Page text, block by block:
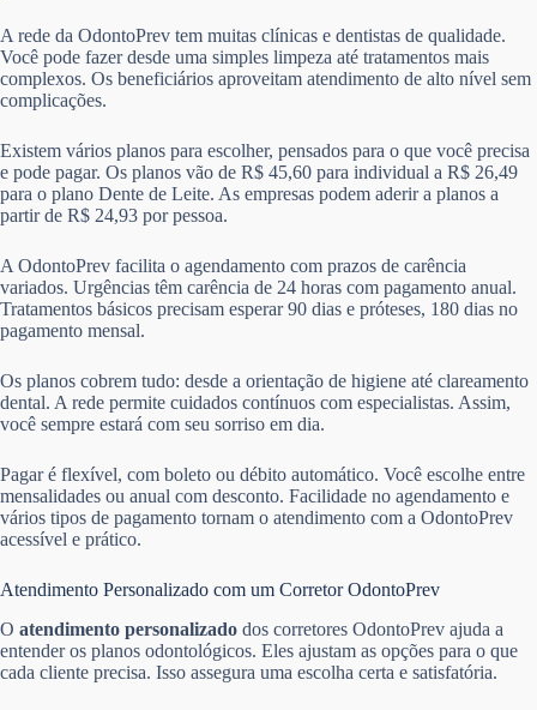
A rede da OdontoPrev tem muitas clínicas e dentistas de qualidade.
Você pode fazer desde uma simples limpeza até tratamentos mais
complexos. Os beneficiários aproveitam atendimento de alto nível sem
complicações.
Existem vários planos para escolher, pensados para o que você precisa
e pode pagar. Os planos vão de R$ 45,60 para individual a R$ 26,49
para o plano Dente de Leite. As empresas podem aderir a planos a
partir de R$ 24,93 por pessoa.
A OdontoPrev facilita o agendamento com prazos de carência
variados. Urgências têm carência de 24 horas com pagamento anual.
Tratamentos básicos precisam esperar 90 dias e próteses, 180 dias no
pagamento mensal.
Os planos cobrem tudo: desde a orientação de higiene até clareamento
dental. A rede permite cuidados contínuos com especialistas. Assim,
você sempre estará com seu sorriso em dia.
Pagar é flexível, com boleto ou débito automático. Você escolhe entre
mensalidades ou anual com desconto. Facilidade no agendamento e
vários tipos de pagamento tornam o atendimento com a OdontoPrev
acessível e prático.
Atendimento Personalizado com um Corretor OdontoPrev
O atendimento personalizado dos corretores OdontoPrev ajuda a
entender os planos odontológicos. Eles ajustam as opções para o que
cada cliente precisa. Isso assegura uma escolha certa e satisfatória.